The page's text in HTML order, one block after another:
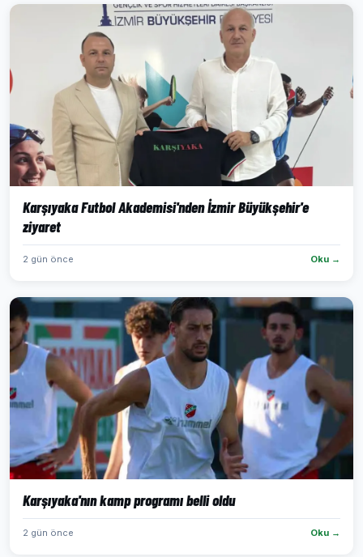
Karşıyaka Futbol Akademisi'nden İzmir Büyükşehir'e
ziyaret
2 gün önce Oku →
Karşıyaka'nın kamp programı belli oldu
2 gün önce Oku →